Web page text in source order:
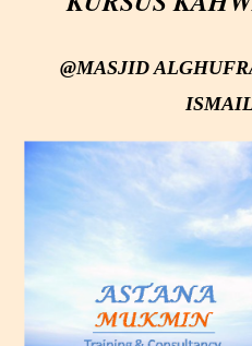
@MASJID